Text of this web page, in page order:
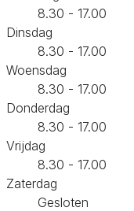
8.30 - 17.00
Dinsdag
8.30 - 17.00
Woensdag
8.30 - 17.00
Donderdag
8.30 - 17.00
Vrijdag
8.30 - 17.00
Zaterdag
Gesloten